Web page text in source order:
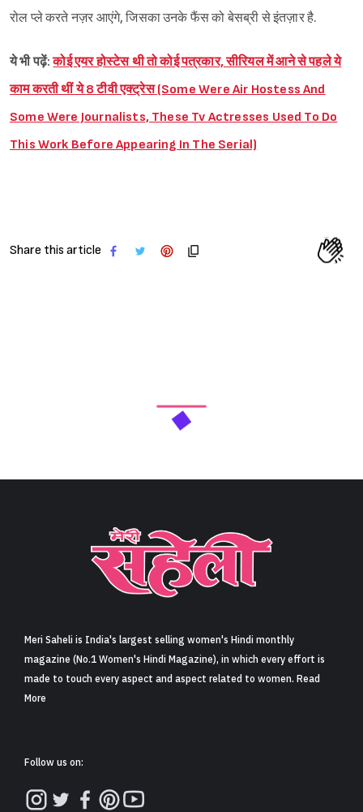
रोल प्ले करते नज़र आएंगे, जिसका उनके फैंस को बेसब्री से इंतज़ार है.
ये भी पढ़ें: कोई एयर होस्टेस थी तो कोई पत्रकार, सीरियल में आने से पहले ये
काम करती थीं ये 8 टीवी एक्ट्रेस (Some Were Air Hostess And
Some Were Journalists, These Tv Actresses Used To Do
This Work Before Appearing In The Serial)
Share this article
Meri Saheli is India's largest selling women's Hindi monthly
magazine (No.1 Women's Hindi Magazine), in which every effort is
made to touch every aspect and aspect related to women. Read
More
Follow us on: